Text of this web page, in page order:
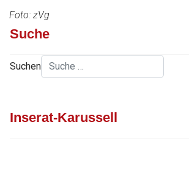
Foto: zVg
Suche
Suchen
Inserat-Karussell